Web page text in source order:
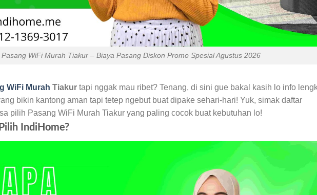
Pasang WiFi Murah Tiakur – Biaya Pasang Diskon Promo Spesial Agustus 2026
WiFi Murah Tiakur tapi nggak mau ribet? Tenang, di sini gue bakal kasih lo info
bikin kantong aman tapi tetep ngebut buat dipake sehari-hari! Yuk, simak daftar
pilih Pasang WiFi Murah Tiakur yang paling cocok buat kebutuhan lo!
IndiHome?